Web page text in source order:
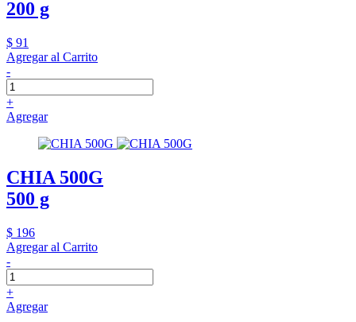
200 g
$ 91
Agregar al Carrito
-
+
Agregar
CHIA 500G
500 g
$ 196
Agregar al Carrito
-
+
Agregar